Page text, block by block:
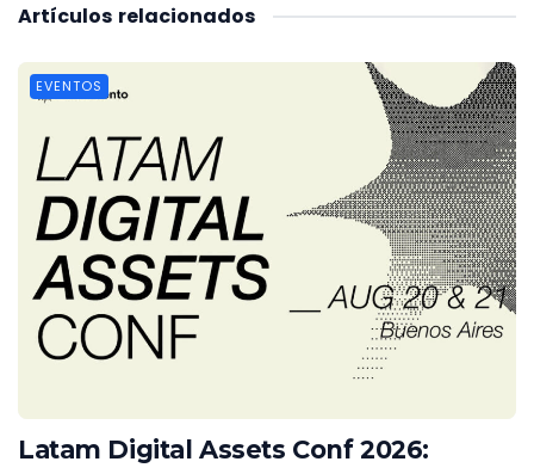
relacionados
Artículos
EVENTOS
Latam Digital Assets Conf 2026: